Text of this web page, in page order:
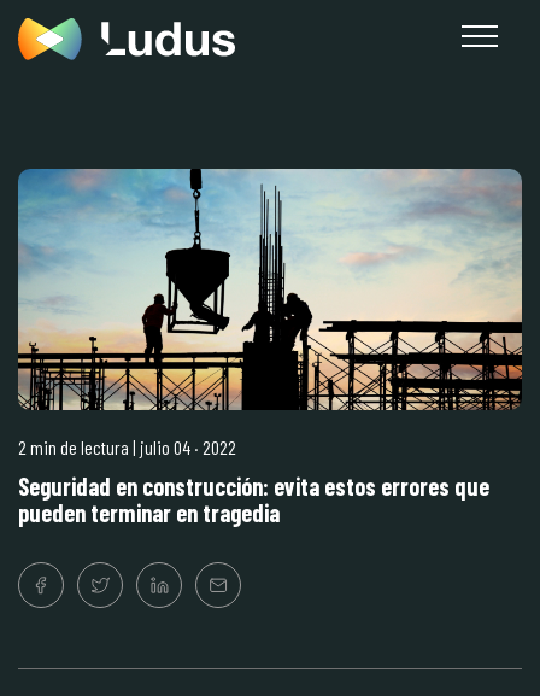
2 min de lectura | julio 04 · 2022
Seguridad en construcción: evita estos errores que
pueden terminar en tragedia